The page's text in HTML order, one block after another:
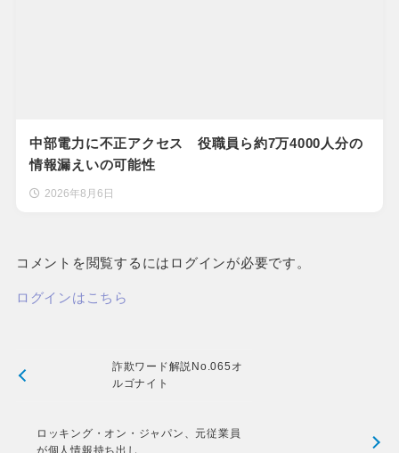
中部電力に不正アクセス 役職員ら約7万4000人分の
情報漏えいの可能性
2026年8月6日
コメントを閲覧するにはログインが必要です。
ログインはこちら
詐欺ワード解説No.065オ
ルゴナイト
ロッキング・オン・ジャパン、元従業員
が個人情報持ち出し